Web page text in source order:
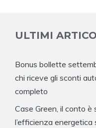
ULTIMI
Bonus bollette
chi riceve gli sconti
completo
Case Green, il conto
l’efficienza energetica